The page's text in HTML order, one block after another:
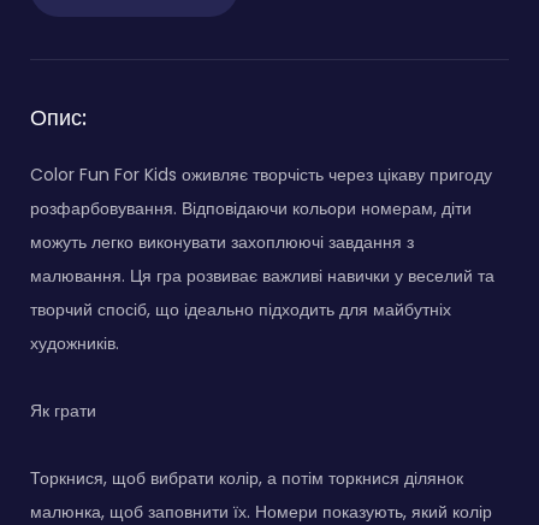
Опис:
Color Fun For Kids оживляє творчість через цікаву пригоду
розфарбовування. Відповідаючи кольори номерам, діти
можуть легко виконувати захоплюючі завдання з
малювання. Ця гра розвиває важливі навички у веселий та
творчий спосіб, що ідеально підходить для майбутніх
художників.
Як грати
Торкнися, щоб вибрати колір, а потім торкнися ділянок
малюнка, щоб заповнити їх. Номери показують, який колір